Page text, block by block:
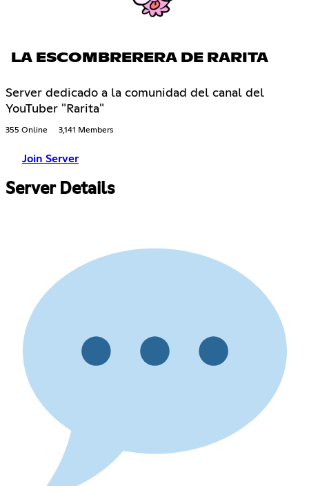
LA ESCOMBRERERA DE RARITA
Server dedicado a la comunidad del canal del
YouTuber "Rarita"
355 Online 3,141 Members
Join Server
Server Details